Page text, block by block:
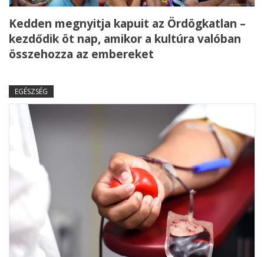
Kedden megnyitja kapuit az Ördögkatlan –
kezdődik öt nap, amikor a kultúra valóban
összehozza az embereket
EGÉSZSÉG